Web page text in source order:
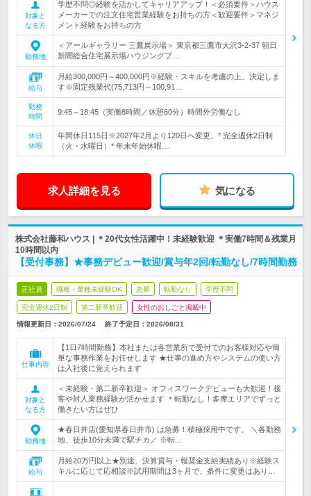
対象と
なる方
学歴不問◎経験を活かしてキャリアアップ！＜必須要件＞ハウス
メーカーでの注文住宅営業経験をお持ちの方＜歓迎要件＞マネジ
メント経験をお持ちの方
勤務地
＜アールギャラリー 三鷹展示場＞ 東京都三鷹市大沢3-2-37 朝日
新聞総合住宅展示場ハウジングプ…
給与
月給300,000円～400,000円※経験・スキルを考慮の上、決定しま
す※固定残業代(75,713円～100,91…
勤務
時間
9:45～18:45（実働8時間／休憩60分）時間外労働なし
休日
休暇
年間休日115日※2027年2月より120日へ変更。* 完全週休2日制
（火・水曜日）* 年末年始休暇…
求人詳細を見る 気になる
株式会社藤和ハウス | ＊20代女性活躍中！未経験歓迎 ＊実働7時間＆残業月
10時間以内
【受付事務】★事務デビュー歓迎/賞与年2回/転勤なし/7時間勤務
正社員 職種・業種未経験OK 急募 転勤なし 学歴不問
完全週休2日制 第二新卒歓迎 女性のおしごと掲載中
情報更新日：2026/07/24 終了予定日： 2026/08/31
仕事内容
【1日7時間勤務】本社または各営業所で受付でのお客様対応や簡
単な事務作業をお任せします ★仕事の進め方やシステムの使い方
は入社後に覚えられます
対象と
なる方
＜未経験・第二新卒歓迎＞ オフィスワークデビューも大歓迎！接
客や対人業務経験が活かせます ＊転勤なし！多摩エリアでずっと
働きたい方はぜひ
勤務地
★春日井店(愛知県春日井市) は急募！積極採用中です。 ＼各勤務
地、徒歩10分未満で駅チカ／ ※転…
給与
月給20万円以上★別途、決算賞与・報奨金支給実績あり※経験ス
キルに応じて応相談※試用期間は3ヶ月で、条件に変更はあり…